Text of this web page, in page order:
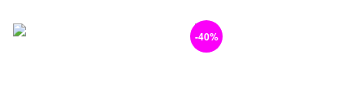
-40%